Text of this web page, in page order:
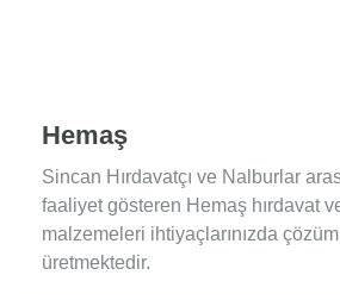
Hemaş
Sincan Hırdavatçı ve Nalburlar
faaliyet gösteren Hemaş hırdavat
malzemeleri ihtiyaçlarınızda çözüm
üretmektedir.